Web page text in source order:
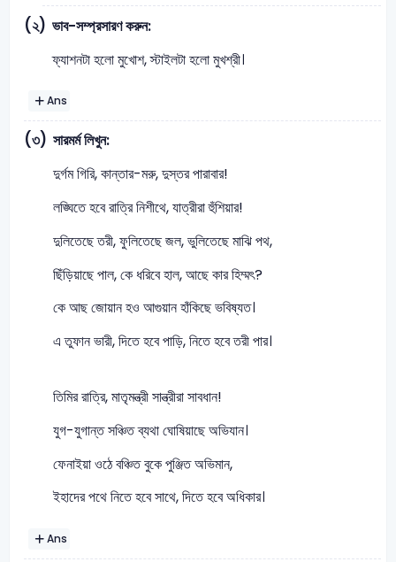
(২) ভাব-সম্প্রসারণ করুন:
ফ্যাশনটা হলো মুখোশ, স্টাইলটা হলো মুখশ্রী।
Ans
(৩) সারমর্ম লিখুন:
দুর্গম গিরি, কান্তার-মরু, দুস্তর পারাবার!
লঙ্ঘিতে হবে রাত্রি নিশীথে, যাত্রীরা হুঁশিয়ার!
দুলিতেছে তরী, ফুলিতেছে জল, ভুলিতেছে মাঝি পথ,
ছিঁড়িয়াছে পাল, কে ধরিবে হাল, আছে কার হিম্মৎ?
কে আছ জোয়ান হও আগুয়ান হাঁকিছে ভবিষ্যত।
এ তুফান ভারী, দিতে হবে পাড়ি, নিতে হবে তরী পার।
তিমির রাত্রি, মাতৃমন্ত্রী সান্ত্রীরা সাবধান!
যুগ-যুগান্ত সঞ্চিত ব্যথা ঘোষিয়াছে অভিযান।
ফেনাইয়া ওঠে বঞ্চিত বুকে পুঞ্জিত অভিমান,
ইহাদের পথে নিতে হবে সাথে, দিতে হবে অধিকার।
Ans